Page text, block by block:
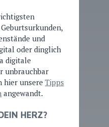
und
oder dinglich
digitale
unbrauchbar
hier unsere Tipps
angewandt.
HERZ?